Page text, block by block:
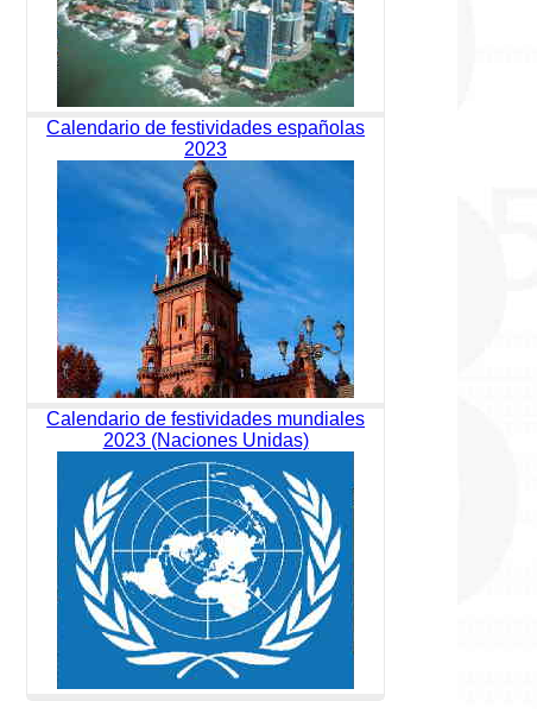
Calendario de festividades españolas
2023
Calendario de festividades mundiales
2023 (Naciones Unidas)